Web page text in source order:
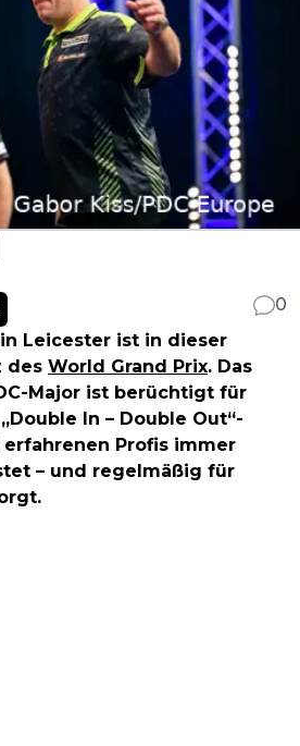
0
Leicester ist in dieser
des World Grand Prix. Das
Major ist berüchtigt für
In – Double Out“-
erfahrenen Profis immer
– und regelmäßig für